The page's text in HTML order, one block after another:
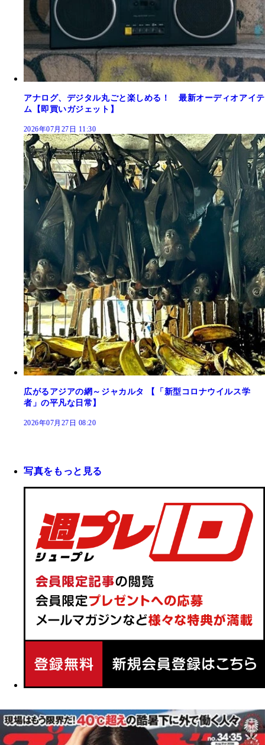
アナログ、デジタル丸ごと楽しめる！ 最新オーディオアイテ
ム【即買いガジェット】
2026年07月27日 11:30
広がるアジアの網～ジャカルタ 【「新型コロナウイルス学
者」の平凡な日常】
2026年07月27日 08:20
写真をもっと見る